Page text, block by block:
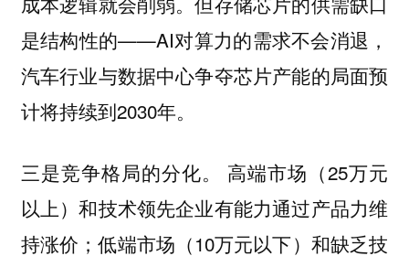
是结构性的——AI对算力的需求不会消退，
汽车行业与数据中心争夺芯片产能的局面预
计将持续到2030年。
三是竞争格局的分化。 高端市场（25万元
以上）和技术领先企业有能力通过产品力维
持涨价；低端市场（10万元以下）和缺乏技